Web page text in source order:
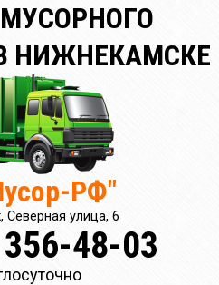
НИЖНЕКАМСКЕ
РФ"
Северная улица, 6
48-03